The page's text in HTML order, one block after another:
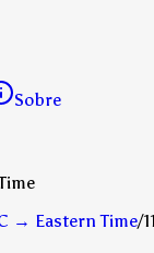
Sobre
→ Eastern Time/